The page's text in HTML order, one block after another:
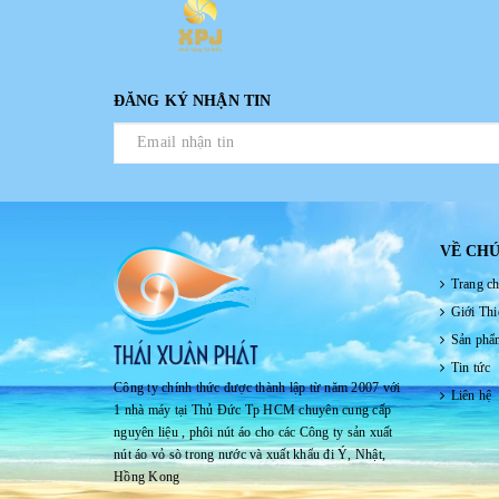
ĐĂNG KÝ NHẬN TIN
Công ty chính thức được thành lập từ năm 2007 với
1 nhà máy tại Thủ Đức Tp HCM chuyên cung cấp
nguyên liệu , phôi nút áo cho các Công ty sản xuất
nút áo vỏ sò trong nước và xuất khẩu đi Ý, Nhật,
Hồng Kong
VỀ
Trang
Giới
Sản
Tin tức
Liên hệ